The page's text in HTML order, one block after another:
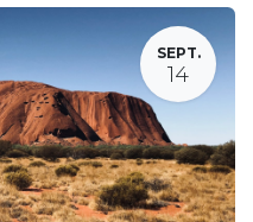
SEPT.
14